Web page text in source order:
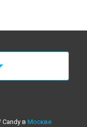
Candy в Москве